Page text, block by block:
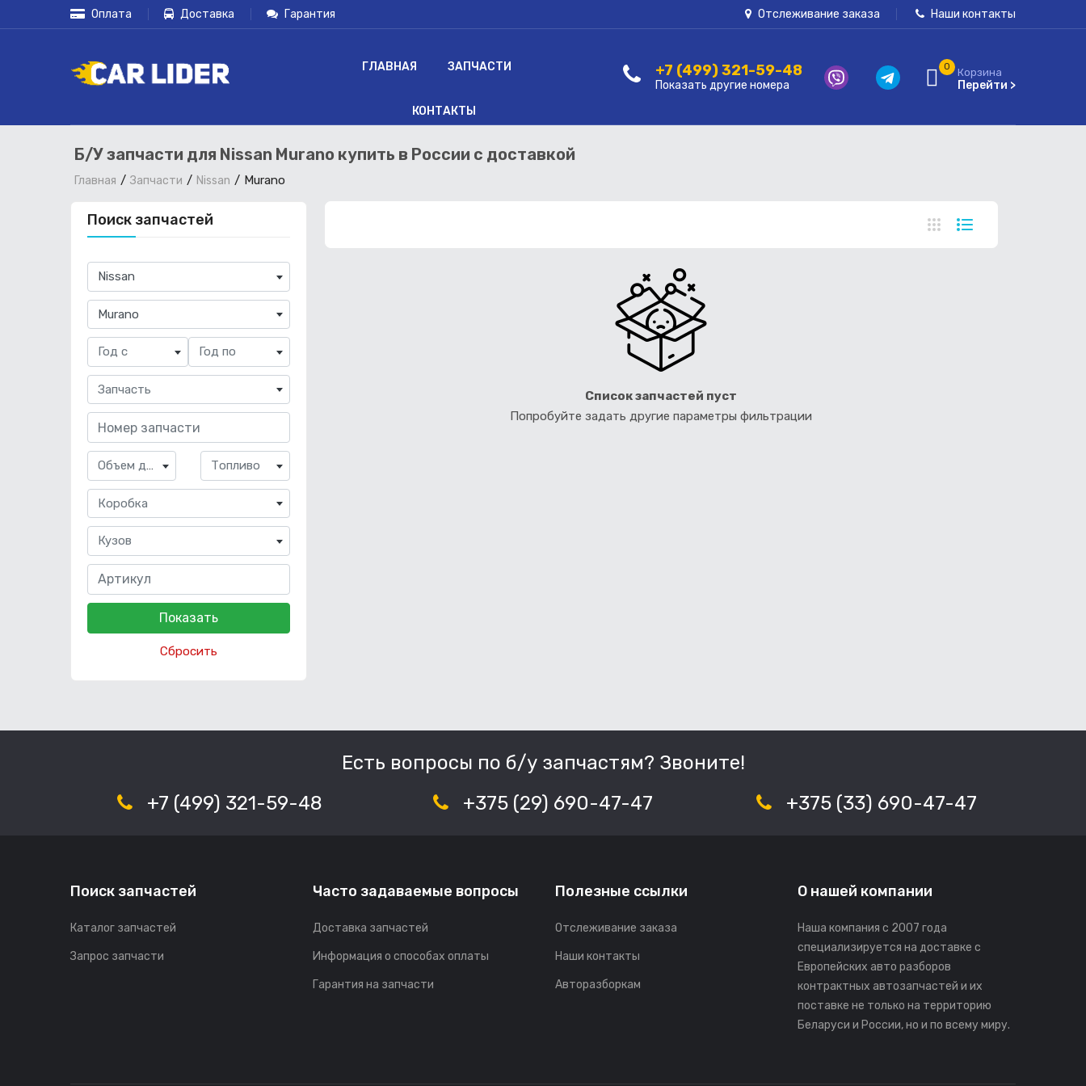
Оплата Доставка Гарантия Отслеживание заказа Наши контакты
ГЛАВНАЯ ЗАПЧАСТИ
КОНТАКТЫ
+7 (499) 321-59-48
Показать другие номера
0 Корзина
Перейти >
Б/У запчасти для Nissan Murano купить в России с доставкой
Главная Запчасти Nissan Murano
Поиск запчастей
×
Nissan
×
Murano
Год с Год по
Запчасть
Объем двигателя Топливо
Коробка
Кузов
Сбросить
Список запчастей пуст
Попробуйте задать другие параметры фильтрации
Есть вопросы по б/у запчастям? Звоните!
+7 (499) 321-59-48
+375 (29) 690-47-47 +375 (33) 690-47-47
Поиск запчастей
Каталог запчастей
Запрос запчасти
Часто задаваемые вопросы
Доставка запчастей
Информация о способах оплаты
Гарантия на запчасти
Полезные ссылки
Отслеживание заказа
Наши контакты
Авторазборкам
О нашей компании
Наша компания с 2007 года
специализируется на доставке с
Европейских авто разборов
контрактных автозапчастей и их
поставке не только на территорию
Беларуси и России, но и по всему миру.